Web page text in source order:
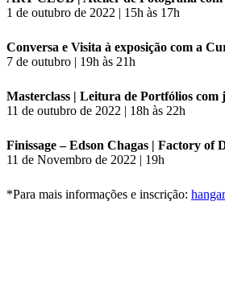
1 de outubro de 2022 | 15h às 17h
Conversa e Visita à exposição com a
7 de outubro | 19h às 21h
Masterclass | Leitura de Portfólios com
11 de outubro de 2022 | 18h às 22h
Finissage – Edson Chagas | Factory of
11 de Novembro de 2022 | 19h
*Para mais informações e inscrição: